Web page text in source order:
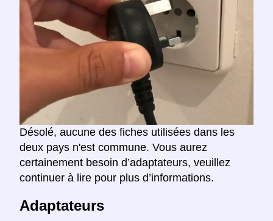
Désolé, aucune des fiches utilisées dans les
deux pays n'est commune. Vous aurez
certainement besoin d’adaptateurs, veuillez
continuer à lire pour plus d’informations.
Adaptateurs